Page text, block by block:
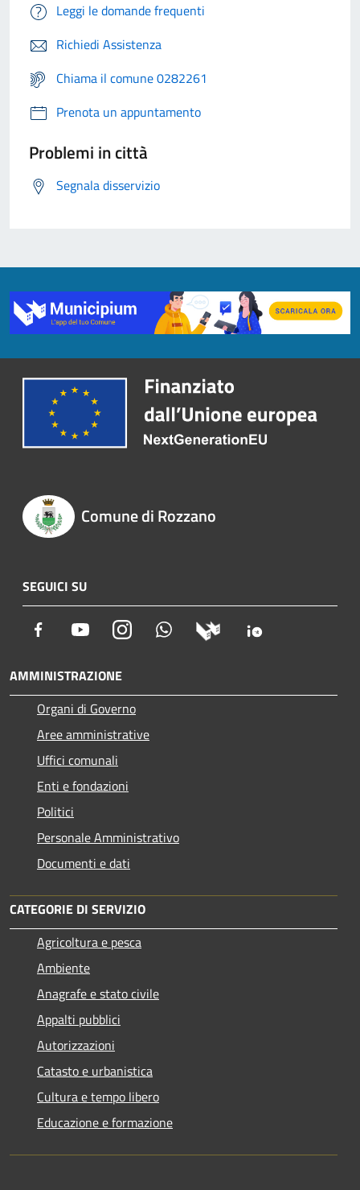
Leggi le domande frequenti
Richiedi Assistenza
Chiama il comune 0282261
Prenota un appuntamento
Problemi in città
Segnala disservizio
Comune di Rozzano
SEGUICI SU
Facebook YoutubeInstagram Whatsapp
AMMINISTRAZIONE
Organi di Governo
Aree amministrative
Uffici comunali
Enti e fondazioni
Politici
Personale Amministrativo
Documenti e dati
CATEGORIE DI SERVIZIO
Agricoltura e pesca
Ambiente
Anagrafe e stato civile
Appalti pubblici
Autorizzazioni
Catasto e urbanistica
Cultura e tempo libero
Educazione e formazione